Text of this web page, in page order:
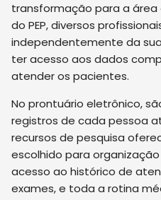
transformação para a área
do PEP, diversos
independentemente da
ter acesso aos dados
atender os pacientes.
No prontuário eletrônico,
registros de cada pessoa
recursos de pesquisa
escolhido para organização
acesso ao histórico de
exames, e toda a rotina